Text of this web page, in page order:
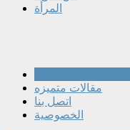
المرأة
مقالات متميزه
اتصل بنا
الخصوصية